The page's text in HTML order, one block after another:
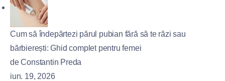
Cum să îndepărtezi părul pubian fără să te răzi sau
bărbierești: Ghid complet pentru femei
de Constantin Preda
iun. 19, 2026